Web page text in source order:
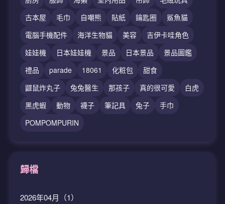
古本屋
毛巾 自嘲熊 貼紙 鑰匙圈
鯊魚貓
電腦手機配件
海洋生物貓 美容
吉伊卡哇角色
娃娃機
日本娃娃機 景品 日本景品
景品圖鑑
禮品
parade 18061 化粧包
甜食
鼴鼠炸丸子
兔兔醫生 那孩子 真的很可愛
白虎
黑虎蝦
動物 襪子 筆記具 兔子
手巾
POMPOMPURIN
歸檔
2026年04月（1）